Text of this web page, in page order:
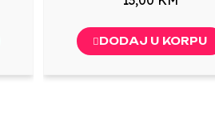
DODAJ U KORPU